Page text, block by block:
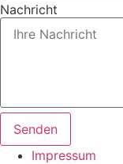
Nachricht
Senden
Impressum